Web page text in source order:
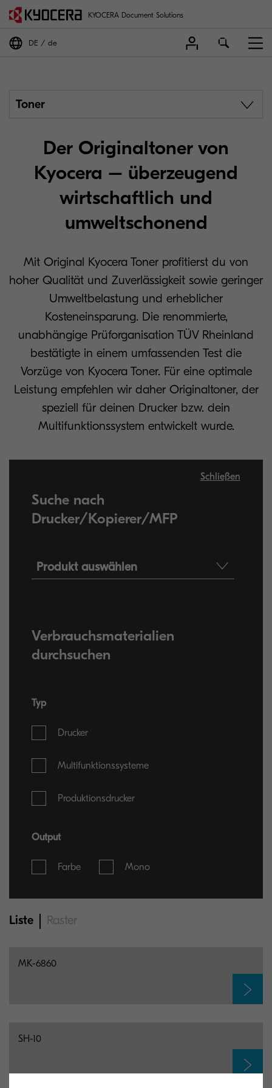
KYOCERA Document Solutions
DE de
Toner
Der Originaltoner von
Kyocera – überzeugend
wirtschaftlich und
umweltschonend
Mit Original Kyocera Toner profitierst du von
hoher Qualität und Zuverlässigkeit sowie geringer
Umweltbelastung und erheblicher
Kosteneinsparung. Die renommierte,
unabhängige Prüforganisation TÜV Rheinland
bestätigte in einem umfassenden Test die
Vorzüge von Kyocera Toner. Für eine optimale
Leistung empfehlen wir daher Originaltoner, der
speziell für deinen Drucker bzw. dein
Multifunktionssystem entwickelt wurde.
Schließen
Suche nach
Drucker/Kopierer/MFP
Produkt auswählen
Verbrauchsmaterialien
durchsuchen
Typ
Drucker
Multifunktionssysteme
Produktionsdrucker
Output
Farbe Mono
Liste Raster
MK-6860
SH-10